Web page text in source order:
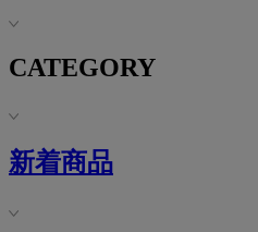
CATEGORY
新着商品